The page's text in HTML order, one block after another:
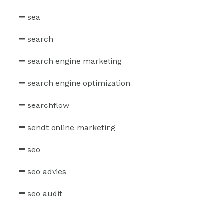
sea
search
search engine marketing
search engine optimization
searchflow
sendt online marketing
seo
seo advies
seo audit